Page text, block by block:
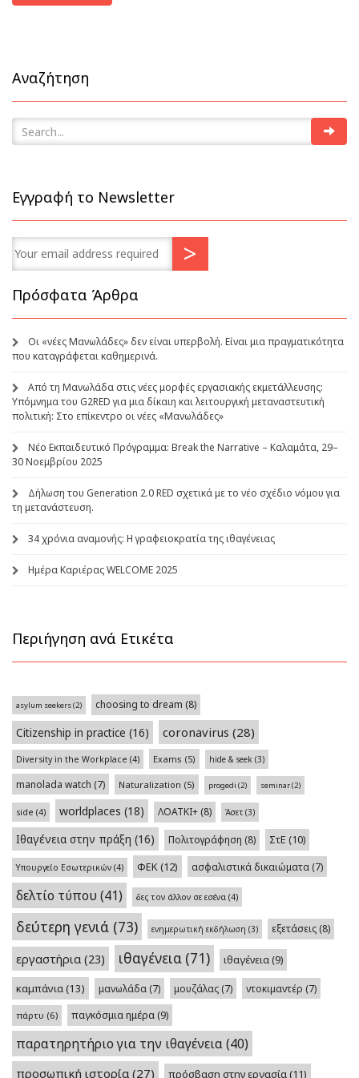
Αναζήτηση
Εγγραφή το Newsletter
Πρόσφατα Άρθρα
Οι «νέες Μανωλάδες» δεν είναι υπερβολή. Είναι μια πραγματικότητα
που καταγράφεται καθημερινά.
Από τη Μανωλάδα στις νέες μορφές εργασιακής εκμετάλλευσης:
Υπόμνημα του G2RED για μια δίκαιη και λειτουργική μεταναστευτική
πολιτική: Στο επίκεντρο οι νέες «Μανωλάδες»
Νέο Εκπαιδευτικό Πρόγραμμα: Break the Narrative – Καλαμάτα, 29–
30 Νοεμβρίου 2025
Δήλωση του Generation 2.0 RED σχετικά με το νέο σχέδιο νόμου για
τη μετανάστευση.
34 χρόνια αναμονής: Η γραφειοκρατία της ιθαγένειας
Ημέρα Καριέρας WELCOME 2025
Περιήγηση ανά Ετικέτα
asylum seekers(2) choosing to dream (8)
Citizenship in practice (16) coronavirus (28)
Diversity in the Workplace (4) Exams (5) hide & seek (3)
manolada watch (7) Naturalization (5) progedi (2) seminar(2)
side (4) worldplaces (18) ΛΟΑΤΚΙ+ (8) Άσετ (3)
Ιθαγένεια στην πράξη (16) Πολιτογράφηση (8) ΣτΕ (10)
Υπουργείο Εσωτερικών (4) ΦΕΚ(12) ασφαλιστικά δικαιώματα (7)
δελτίο τύπου (41) δες τον άλλον σε εσένα (4)
δεύτερη γενιά (73) ενημερωτική εκδήλωση (3) εξετάσεις (8)
εργαστήρια (23) ιθαγένεια (71) ιθαγένεια(9)
καμπάνια(13) μανωλάδα (7) μουζάλας (7) ντοκιμαντέρ (7)
πάρτυ (6) παγκόσμια ημέρα(9)
παρατηρητήριο για την ιθαγένεια(40)
προσωπική ιστορία (27) πρόσβαση στην εργασία(11)